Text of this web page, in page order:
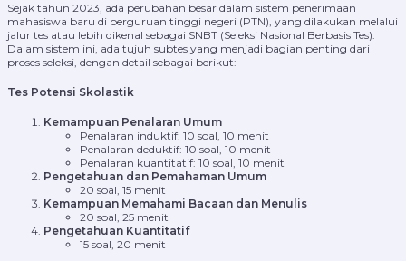
Sejak tahun 2023, ada perubahan besar dalam sistem penerimaan
mahasiswa baru di perguruan tinggi negeri (PTN), yang dilakukan melalui
jalur tes atau lebih dikenal sebagai SNBT (Seleksi Nasional Berbasis Tes).
Dalam sistem ini, ada tujuh subtes yang menjadi bagian penting dari
proses seleksi, dengan detail sebagai berikut:
Tes Potensi Skolastik
Kemampuan Penalaran Umum
Penalaran induktif: 10 soal, 10 menit
Penalaran deduktif: 10 soal, 10 menit
Penalaran kuantitatif: 10 soal, 10 menit
Pengetahuan dan Pemahaman Umum
20 soal, 15 menit
Kemampuan Memahami Bacaan dan Menulis
20 soal, 25 menit
Pengetahuan Kuantitatif
15 soal, 20 menit